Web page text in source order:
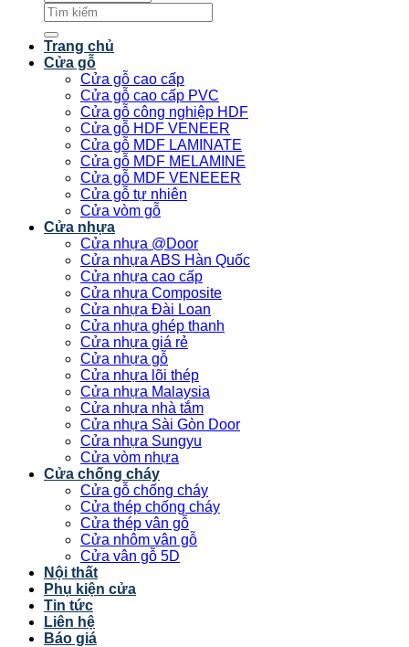
Tìm
kiếm:
Trang chủ
Cửa gỗ
Cửa gỗ cao cấp
Cửa gỗ cao cấp PVC
Cửa gỗ công nghiệp HDF
Cửa gỗ HDF VENEER
Cửa gỗ MDF LAMINATE
Cửa gỗ MDF MELAMINE
Cửa gỗ MDF VENEEER
Cửa gỗ tự nhiên
Cửa vòm gỗ
Cửa nhựa
Cửa nhựa @Door
Cửa nhựa ABS Hàn Quốc
Cửa nhựa cao cấp
Cửa nhựa Composite
Cửa nhựa Đài Loan
Cửa nhựa ghép thanh
Cửa nhựa giá rẻ
Cửa nhựa gỗ
Cửa nhựa lõi thép
Cửa nhựa Malaysia
Cửa nhựa nhà tắm
Cửa nhựa Sài Gòn Door
Cửa nhựa Sungyu
Cửa vòm nhựa
Cửa chống cháy
Cửa gỗ chống cháy
Cửa thép chống cháy
Cửa thép vân gỗ
Cửa nhôm vân gỗ
Cửa vân gỗ 5D
Nội thất
Phụ kiện cửa
Tin tức
Liên hệ
Báo giá